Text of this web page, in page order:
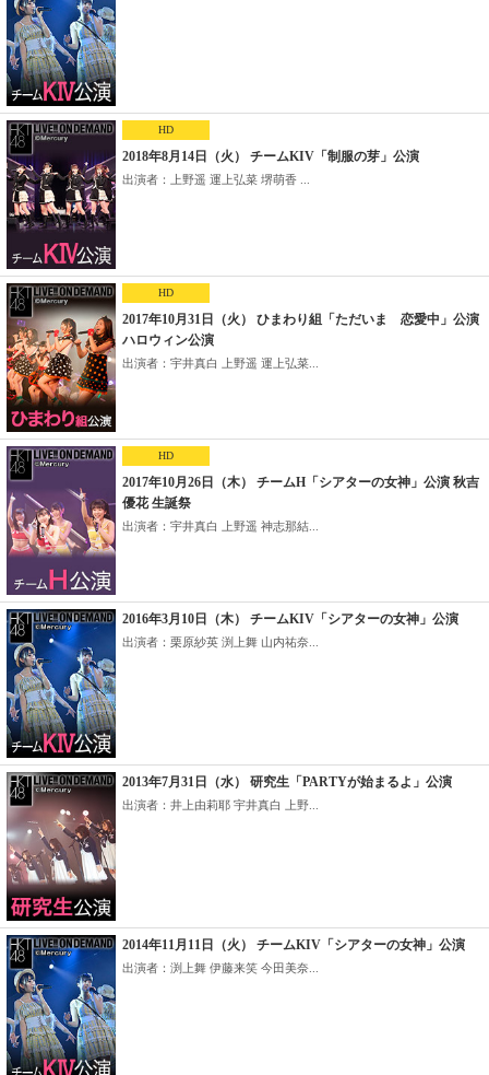
HD
2018年8月14日（火） チームKIV「制服の芽」公演
出演者：上野遥 運上弘菜 堺萌香 ...
HD
2017年10月31日（火） ひまわり組「ただいま 恋愛中」公演
ハロウィン公演
出演者：宇井真白 上野遥 運上弘菜...
HD
2017年10月26日（木） チームH「シアターの女神」公演 秋吉
優花 生誕祭
出演者：宇井真白 上野遥 神志那結...
2016年3月10日（木） チームKIV「シアターの女神」公演
出演者：栗原紗英 渕上舞 山内祐奈...
2013年7月31日（水） 研究生「PARTYが始まるよ」公演
出演者：井上由莉耶 宇井真白 上野...
2014年11月11日（火） チームKIV「シアターの女神」公演
出演者：渕上舞 伊藤来笑 今田美奈...